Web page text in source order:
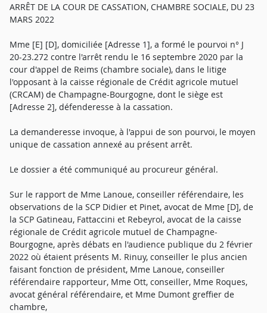
ARRÊT DE LA COUR DE CASSATION, CHAMBRE SOCIALE, DU 23
MARS 2022
Mme [E] [D], domiciliée [Adresse 1], a formé le pourvoi n° J
20-23.272 contre l'arrêt rendu le 16 septembre 2020 par la
cour d'appel de Reims (chambre sociale), dans le litige
l'opposant à la caisse régionale de Crédit agricole mutuel
(CRCAM) de Champagne-Bourgogne, dont le siège est
[Adresse 2], défenderesse à la cassation.
La demanderesse invoque, à l'appui de son pourvoi, le moyen
unique de cassation annexé au présent arrêt.
Le dossier a été communiqué au procureur général.
Sur le rapport de Mme Lanoue, conseiller référendaire, les
observations de la SCP Didier et Pinet, avocat de Mme [D], de
la SCP Gatineau, Fattaccini et Rebeyrol, avocat de la caisse
régionale de Crédit agricole mutuel de Champagne-
Bourgogne, après débats en l'audience publique du 2 février
2022 où étaient présents M. Rinuy, conseiller le plus ancien
faisant fonction de président, Mme Lanoue, conseiller
référendaire rapporteur, Mme Ott, conseiller, Mme Roques,
avocat général référendaire, et Mme Dumont greffier de
chambre,